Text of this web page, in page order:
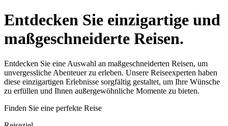
Entdecken Sie einzigartige und
maßgeschneiderte Reisen.
Entdecken Sie eine Auswahl an maßgeschneiderten Reisen, um
unvergessliche Abenteuer zu erleben. Unsere Reiseexperten haben
diese einzigartigen Erlebnisse sorgfältig gestaltet, um Ihre Wünsche
zu erfüllen und Ihnen außergewöhnliche Momente zu bieten.
Finden Sie eine perfekte Reise